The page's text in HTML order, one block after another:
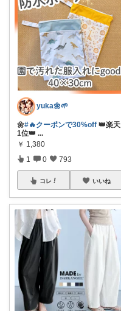
yuka🌼🌱‬‪
🌼#🔥クーポンで30%off 👑楽天
1位👑 ...
￥ 1,380
1 0 793
コレ いいね